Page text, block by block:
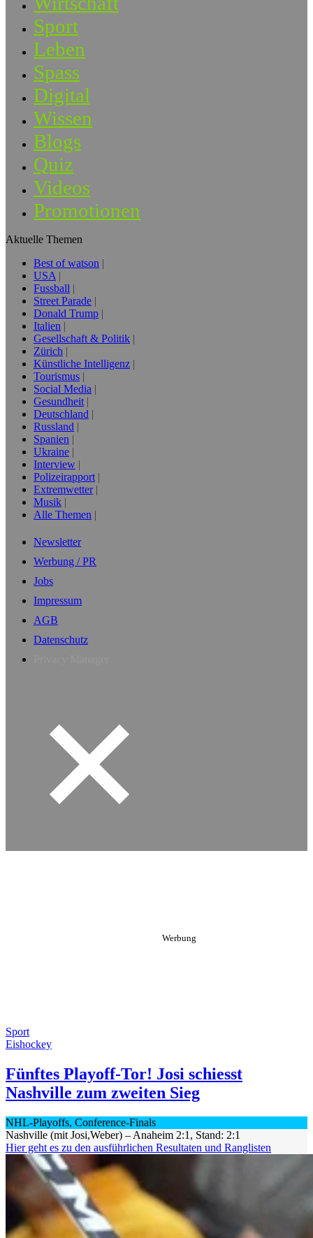
Sport
Leben
Spass
Digital
Wissen
Blogs
Quiz
Videos
Promotionen
Aktuelle Themen
Best of watson
USA
Fussball
Street Parade
Donald Trump
Italien
Gesellschaft & Politik
Zürich
Künstliche Intelligenz
Tourismus
Social Media
Gesundheit
Deutschland
Russland
Spanien
Ukraine
Interview
Polizeirapport
Extremwetter
Musik
Alle Themen
Newsletter
Werbung / PR
Jobs
Impressum
AGB
Datenschutz
Sport
Eishockey
Fünftes Playoff-Tor! Josi schiesst
Nashville zum zweiten Sieg
NHL-Playoffs, Conference-Finals
Nashville (mit Josi,Weber) – Anaheim 2:1, Stand: 2:1
Hier geht es zu den ausführlichen Resultaten und Ranglisten